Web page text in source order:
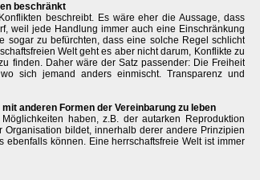
beschränkt
beschreibt. Es wäre eher die Aussage, dass
weil jede Handlung immer auch eine Einschränkung
sogar zu befürchten, dass eine solche Regel schlicht
Welt geht es aber nicht darum, Konflikte zu
finden. Daher wäre der Satz passender: Die Freiheit
sich jemand anders einmischt. Transparenz und
anderen Formen der Vereinbarung zu leben
haben, z.B. der autarken Reproduktion
bildet, innerhalb derer andere Prinzipien
ebenfalls können. Eine herrschaftsfreie Welt ist immer